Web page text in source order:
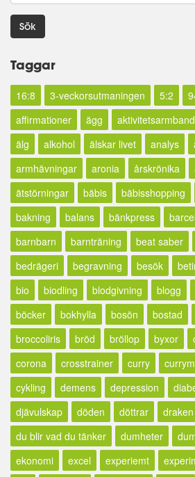
Sök
Taggar
16:8 3-veckorsutmaningen 5:2
affirmationer
ägg aktivitetsarmband
älg
alkohol älskar livet analys
armhävningar
aronia årskrönika
ätstörningar
bäbis bäbisshopping
bakning
balans bänkpress
barnbarn
barnträning beat saber
bedrägeri
begravning besök
bio
biodling blodgivning blogg
böcker
bokhylla bosön bostad
broccoliris
bröd bröllop byxor
corona
crosstrainer curry
cykling
demens depression
djävulskap
döden döttrar draken
du blir vad du tänker
dumheter
ekonomi
excel experiemt